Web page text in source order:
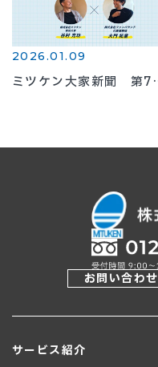
2026.01.09
ミツケン大家新聞 第7
お問い合わせ
サービス紹介